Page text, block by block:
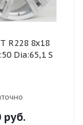
R228 8x18
Dia:65,1 S
руб.